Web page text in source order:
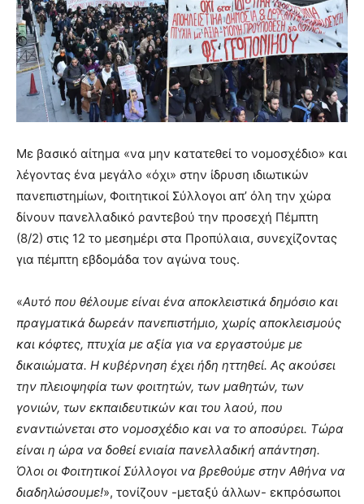
Με βασικό αίτημα «να μην κατατεθεί το νομοσχέδιο» και
λέγοντας ένα μεγάλο «όχι» στην ίδρυση ιδιωτικών
πανεπιστημίων, Φοιτητικοί Σύλλογοι απ’ όλη την χώρα
δίνουν πανελλαδικό ραντεβού την προσεχή Πέμπτη
(8/2) στις 12 το μεσημέρι στα Προπύλαια, συνεχίζοντας
για πέμπτη εβδομάδα τον αγώνα τους.
«Αυτό που θέλουμε είναι ένα αποκλειστικά δημόσιο και
πραγματικά δωρεάν πανεπιστήμιο, χωρίς αποκλεισμούς
και κόφτες, πτυχία με αξία για να εργαστούμε με
δικαιώματα. Η κυβέρνηση έχει ήδη ηττηθεί. Ας ακούσει
την πλειοψηφία των φοιτητών, των μαθητών, των
γονιών, των εκπαιδευτικών και του λαού, που
εναντιώνεται στο νομοσχέδιο και να το αποσύρει. Τώρα
είναι η ώρα να δοθεί ενιαία πανελλαδική απάντηση.
Όλοι οι Φοιτητικοί Σύλλογοι να βρεθούμε στην Αθήνα να
διαδηλώσουμε!», τονίζουν -μεταξύ άλλων- εκπρόσωποι